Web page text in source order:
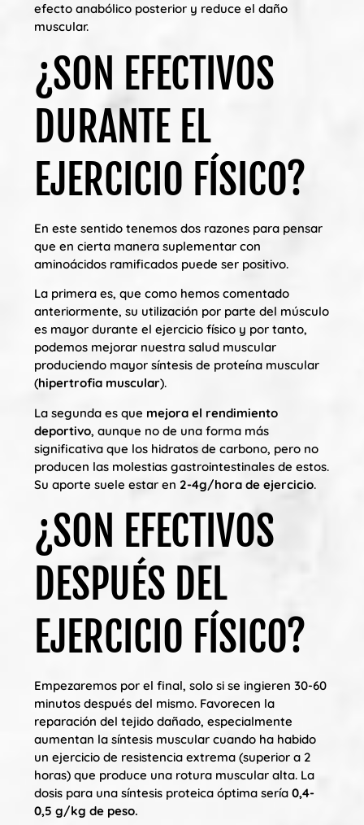
efecto anabólico posterior y reduce el daño
muscular.
¿SON EFECTIVOS
DURANTE EL
EJERCICIO FÍSICO?
En este sentido tenemos dos razones para pensar
que en cierta manera suplementar con
aminoácidos ramificados puede ser positivo.
La primera es, que como hemos comentado
anteriormente, su utilización por parte del músculo
es mayor durante el ejercicio físico y por tanto,
podemos mejorar nuestra salud muscular
produciendo mayor síntesis de proteína muscular
(hipertrofia muscular).
La segunda es que mejora el rendimiento
deportivo, aunque no de una forma más
significativa que los hidratos de carbono, pero no
producen las molestias gastrointestinales de estos.
Su aporte suele estar en 2-4g/hora de ejercicio.
¿SON EFECTIVOS
DESPUÉS DEL
EJERCICIO FÍSICO?
Empezaremos por el final, solo si se ingieren 30-60
minutos después del mismo. Favorecen la
reparación del tejido dañado, especialmente
aumentan la síntesis muscular cuando ha habido
un ejercicio de resistencia extrema (superior a 2
horas) que produce una rotura muscular alta. La
dosis para una síntesis proteica óptima sería 0,4-
0,5 g/kg de peso.